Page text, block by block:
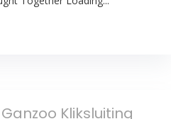
Ganzoo Kliksluiting